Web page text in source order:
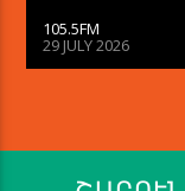
105.5FM
29 JULY 2026